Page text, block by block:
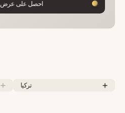
احصل على
تركيا